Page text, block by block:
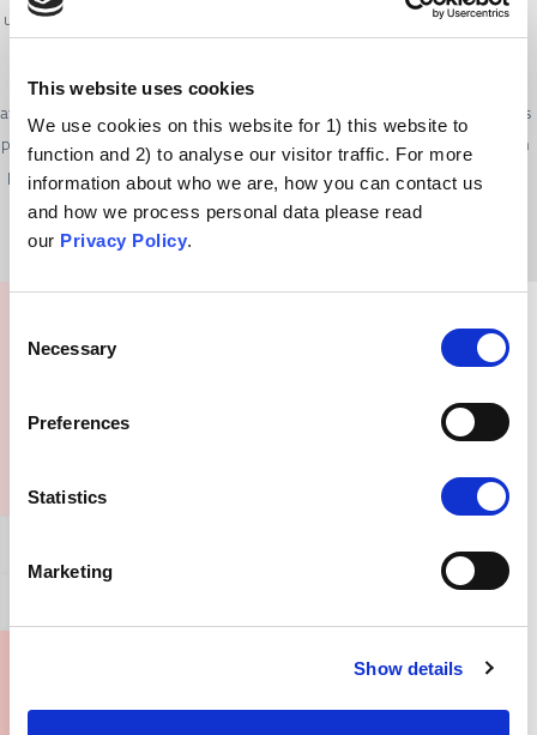
This website uses cookies
We use cookies on this website for 1) this website to
function and 2) to analyse our visitor traffic. For more
information about who we are, how you can contact us
and how we process personal data please read
our Privacy Policy.
Selection
Necessary
Preferences
Statistics
Marketing
Show details
un estilo de vida sano puede mejorar la salud en casi todos los aspectos y
personal, como lavarse las manos y mantener las distancias, pueden
ayudar a reducir la transmisión de patógenos. Los profesionales sanitarios
promueven estilos de vida saludables porque ayudan a prevenir o pueden
paliar algunas enfermedades. Es bueno tener en alta estima estos estilos
de vida saludables.
¿Qué podría decirle a alguien con esta creencia?
¿Dónde puedo obtener más información?